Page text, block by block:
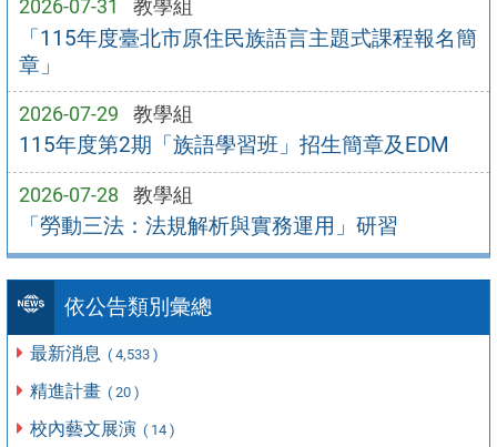
2026-07-31 教學組
「115年度臺北市原住民族語言主題式課程報名簡
章」
2026-07-29 教學組
115年度第2期「族語學習班」招生簡章及EDM
2026-07-28 教學組
「勞動三法：法規解析與實務運用」研習
依公告類別彙總
最新消息 ( 4,533 )
精進計畫 ( 20 )
校內藝文展演 ( 14 )